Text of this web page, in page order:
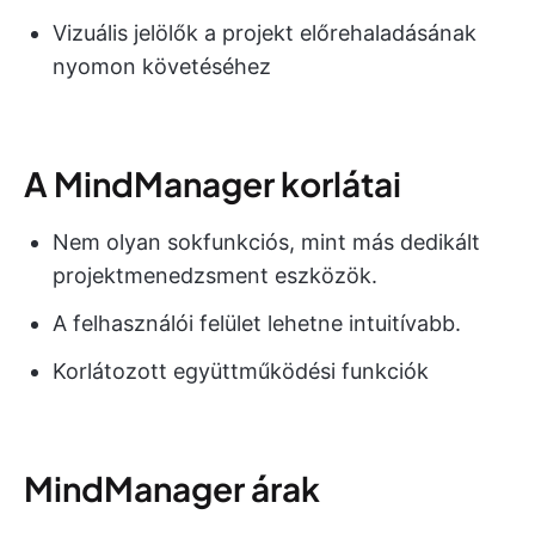
Vizuális jelölők a projekt előrehaladásának
nyomon követéséhez
A MindManager korlátai
Nem olyan sokfunkciós, mint más dedikált
projektmenedzsment eszközök.
A felhasználói felület lehetne intuitívabb.
Korlátozott együttműködési funkciók
MindManager árak